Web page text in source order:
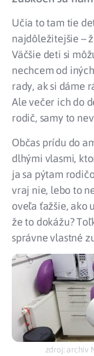
Učia to tam tie
najdôležitejšie –
Väčšie deti si
nechcem od
rady, ak si dáme
Ale večer ich do
rodič, samy to
Občas prídu do
dlhými vlasmi,
ja sa pýtam
vraj nie, lebo to
oveľa ťažšie, ako
že to dokážu?
správne vlastné
zdroj: archív